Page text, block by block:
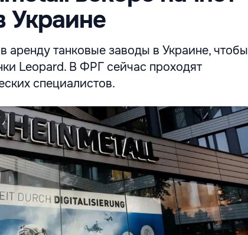
Украине
аренду танковые заводы в Украине, чтобы
Leopard. В ФРГ сейчас проходят
специалистов.